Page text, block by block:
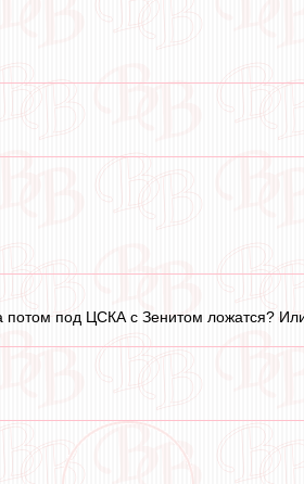
потом под ЦСКА с Зенитом ложатся?